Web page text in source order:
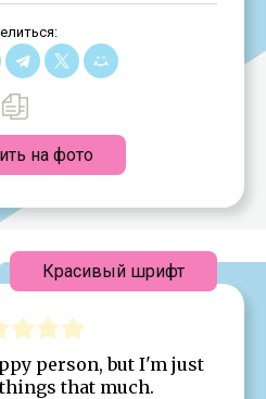
на фото
person, but I'm just
that much.
Красивый шрифт